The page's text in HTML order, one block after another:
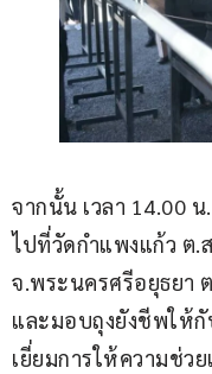
จากนั้น เวลา 14.00
ไปที่วัดกำแพงแก้ว ต
จ.พระนครศรีอยุธยา
และมอบถุงยังชีพให้กั
เยี่ยมการให้ความช่ว